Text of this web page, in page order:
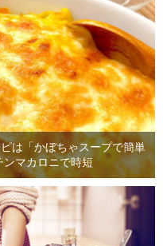
は「かぼちゃスープで簡単
ンマカロニで時短